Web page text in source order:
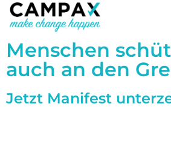
Menschen
auch an den
Jetzt Manifest